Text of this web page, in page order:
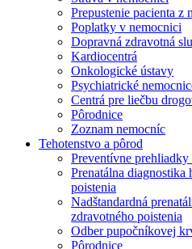
Prepustenie pacienta z
Poplatky v nemocnici
Dopravná zdravotná
Kardiocentrá
Onkologické ústavy
Psychiatrické
Centrá pre liečbu
Pôrodnice
Zoznam nemocníc
Tehotenstvo a pôrod
Preventívne prehliadky
Prenatálna diagnostika
poistenia
Nadštandardná
zdravotného poistenia
Odber pupočníkovej
Pôrodnice